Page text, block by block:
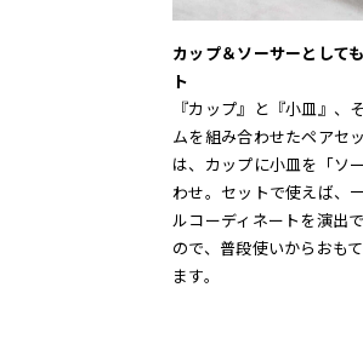
カップ＆ソーサーとして
ト
『カップ』と『小皿』、
ムを組み合わせたペアセ
は、カップに小皿を「ソ
わせ。セットで使えば、
ルコーディネートを演出
ので、普段使いからおも
ます。